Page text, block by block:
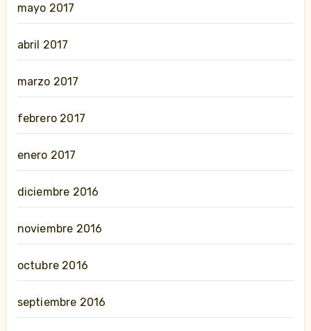
mayo 2017
abril 2017
marzo 2017
febrero 2017
enero 2017
diciembre 2016
noviembre 2016
octubre 2016
septiembre 2016